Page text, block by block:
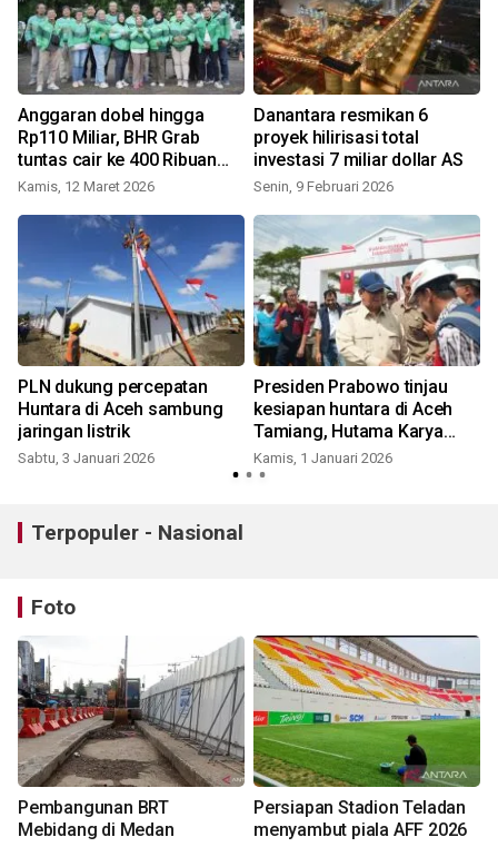
Anggaran dobel hingga
Rp110 Miliar, BHR Grab
tuntas cair ke 400 Ribuan
mitra
Kamis, 12 Maret 2026
Danantara resmikan 6
proyek hilirisasi total
investasi 7 miliar dollar AS
Senin, 9 Februari 2026
PLN dukung percepatan
Huntara di Aceh sambung
jaringan listrik
Sabtu, 3 Januari 2026
Presiden Prabowo tinjau
kesiapan huntara di Aceh
Tamiang, Hutama Karya
turut berkontribusi
Kamis, 1 Januari 2026
Terpopuler - Nasional
Foto
Pembangunan BRT
Mebidang di Medan
Persiapan Stadion Teladan
menyambut piala AFF 2026